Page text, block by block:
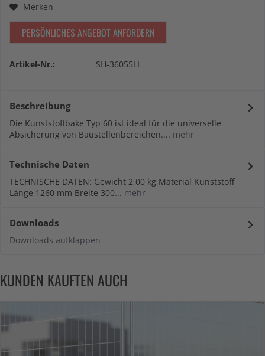
Merken
PERSÖNLICHES ANGEBOT ANFORDERN
Artikel-Nr.: SH-36055LL
Beschreibung
Die Kunststoffbake Typ 60 ist ideal für die universelle
Absicherung von Baustellenbereichen.... mehr
Technische Daten
TECHNISCHE DATEN: Gewicht 2,00 kg Material Kunststoff
Länge 1260 mm Breite 300... mehr
Downloads
Downloads aufklappen
KUNDEN KAUFTEN AUCH